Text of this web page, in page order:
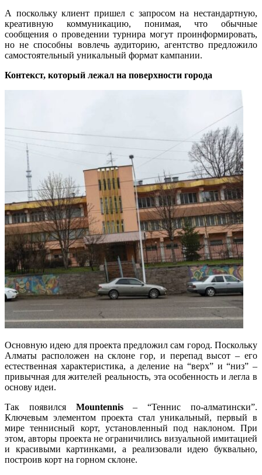
А поскольку клиент пришел с запросом на нестандартную,
креативную коммуникацию, понимая, что обычные
сообщения о проведении турнира могут проинформировать,
но не способны вовлечь аудиторию, агентство предложило
самостоятельный уникальный формат кампании.
Контекст, который лежал на поверхности города
Основную идею для проекта предложил сам город. Поскольку
Алматы расположен на склоне гор, и перепад высот – его
естественная характеристика, а деление на “верх” и “низ” –
привычная для жителей реальность, эта особенность и легла в
основу идеи.
Так появился Mountennis– “Теннис по-алматински”.
Ключевым элементом проекта стал уникальный, первый в
мире теннисный корт, установленный под наклоном. При
этом, авторы проекта не ограничились визуальной имитацией
и красивыми картинками, а реализовали идею буквально,
построив корт на горном склоне.